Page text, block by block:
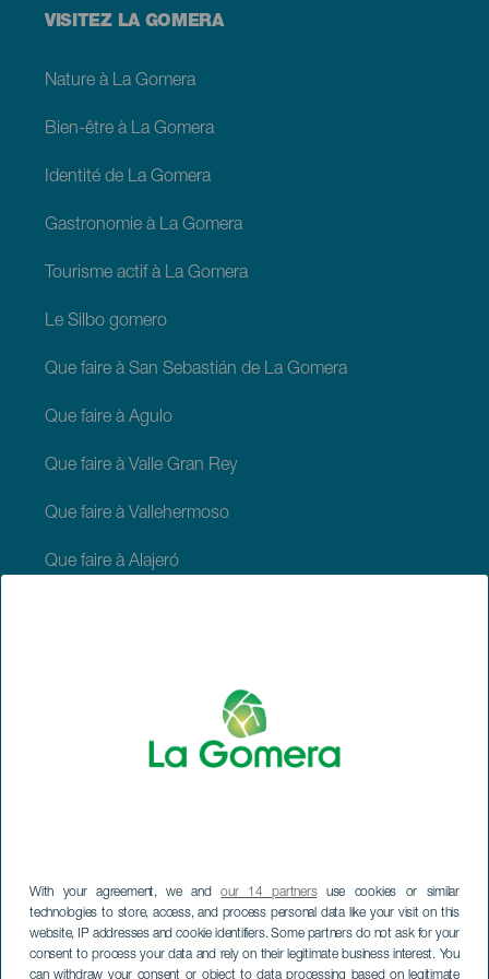
With your agreement, we andour 14 partnersuse cookies or similar
technologies to store, access, and process personal data like your visit on this
website, IP addresses and cookie identifiers. Some partners do not ask for your
consent to process your data and rely on their legitimate business interest. You
can withdraw your consent or object to data processing based on legitimate
Menú
Gomera
VISITEZ LA GOMERA
Nature à La Gomera
Bien-être à La Gomera
Identité de La Gomera
Gastronomie à La Gomera
Tourisme actif à La Gomera
Le Silbo gomero
Que faire à San Sebastián de La Gomera
Que faire à Agulo
Que faire à Valle Gran Rey
Que faire à Vallehermoso
Que faire à Alajeró
À VOIR ET À FAIRE
Plages de La Gomera
Musées et visites d'intérêt